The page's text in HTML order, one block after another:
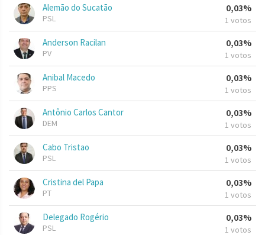
Alemão do Sucatão
PSL
0,03%
1 votos
Anderson Racilan
PV
0,03%
1 votos
Anibal Macedo
PPS
0,03%
1 votos
Antônio Carlos Cantor
DEM
0,03%
1 votos
Cabo Tristao
PSL
0,03%
1 votos
Cristina del Papa
PT
0,03%
1 votos
Delegado Rogério
PSL
0,03%
1 votos